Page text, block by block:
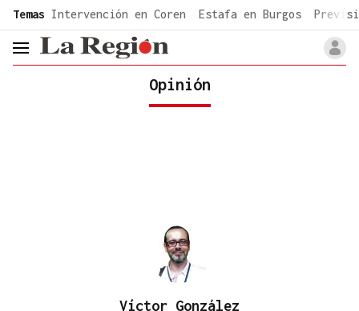
common.go-to-content
Temas Intervención en Coren Estafa en Burgos
header.menu.open
Opinión
Víctor González